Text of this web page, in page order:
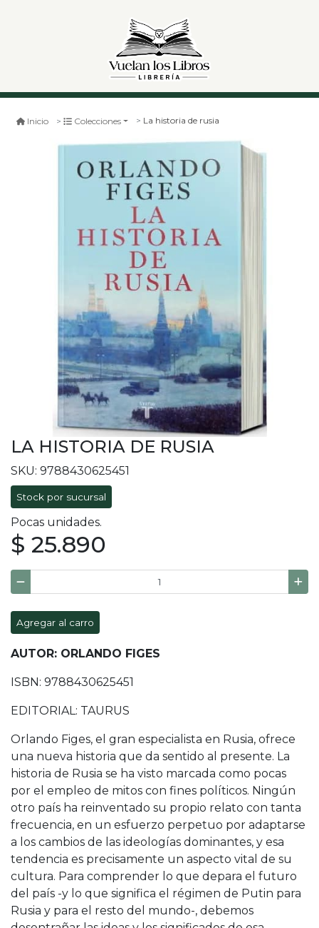
Inicio Colecciones La historia de rusia
LA HISTORIA DE RUSIA
SKU: 9788430625451
Stock por sucursal
Pocas unidades.
$ 25.890
Agregar al carro
AUTOR: ORLANDO FIGES
ISBN: 9788430625451
EDITORIAL: TAURUS
Orlando Figes, el gran especialista en Rusia, ofrece
una nueva historia que da sentido al presente. La
historia de Rusia se ha visto marcada como pocas
por el empleo de mitos con fines políticos. Ningún
otro país ha reinventado su propio relato con tanta
frecuencia, en un esfuerzo perpetuo por adaptarse
a los cambios de las ideologías dominantes, y esa
tendencia es precisamente un aspecto vital de su
cultura. Para comprender lo que depara el futuro
del país -y lo que significa el régimen de Putin para
Rusia y para el resto del mundo-, debemos